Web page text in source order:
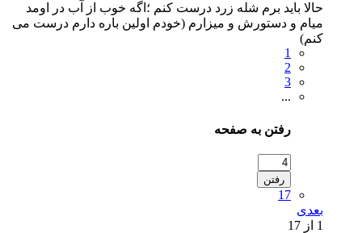
حالا باید برم شله زرد درست کنم ؛اگه خوب از آب در اومد
میام و دستورش و میزارم (خودم اولین باره دارم درست می
کنم)
1
2
3
...
رفتن به صفحه
رفتن
17
بعدی
1 از 17